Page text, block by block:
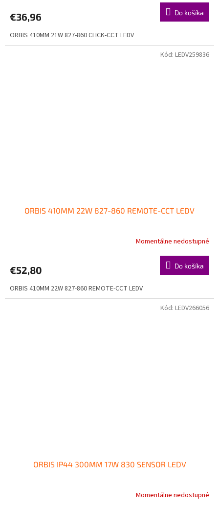
€36,96 Do košíka
ORBIS 410MM 21W 827-860 CLICK-CCT LEDV
ORBIS 410MM 22W 827-860 REMOTE-CCT LEDV
Momentálne nedostupné
€52,80 Do košíka
ORBIS 410MM 22W 827-860 REMOTE-CCT LEDV
Kód: LEDV259836
ORBIS IP44 300MM 17W 830 SENSOR LEDV
Momentálne nedostupné
Kód: LEDV266056